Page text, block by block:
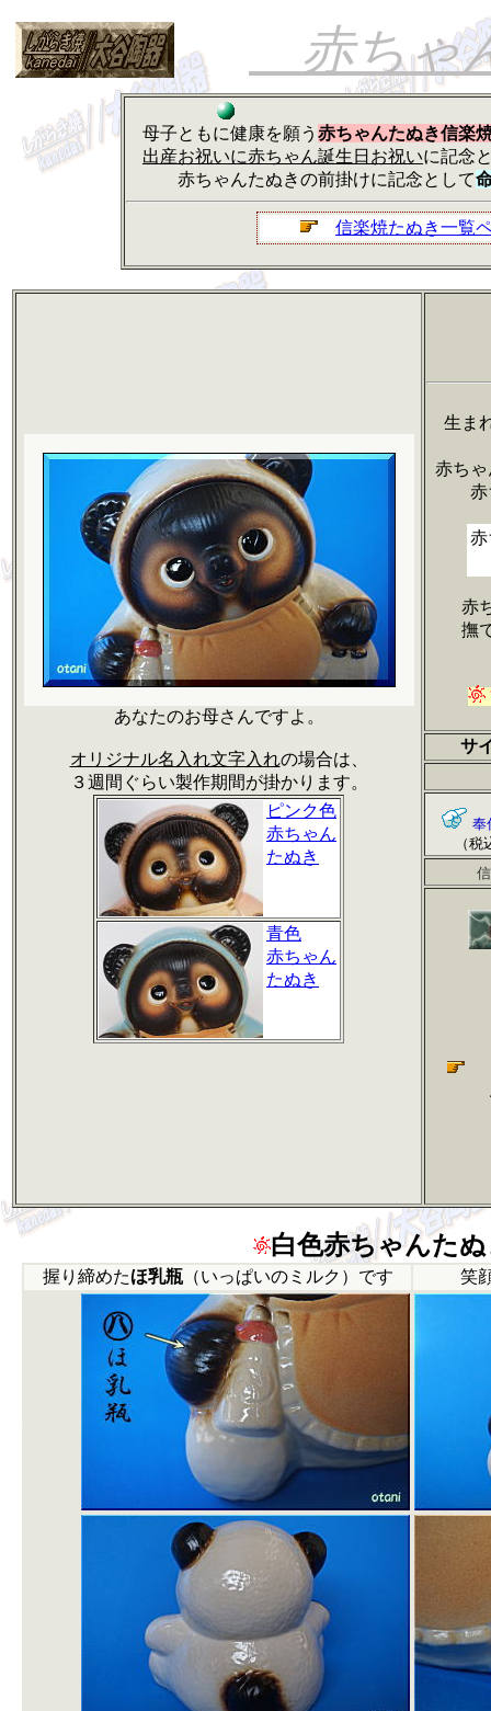
赤ちゃ
母子ともに健康を願う 赤ちゃんたぬき信楽
出産お祝いに赤ちゃん誕生日お祝いに記念
赤ちゃんたぬきの前掛けに記念として
信楽焼たぬき一覧
あなたのお母さんですよ。
オリジナル名入れ文字入れの場合は、
３週間ぐらい製作期間が掛かります。
ピンク色
赤ちゃん
たぬき
青色
赤ちゃん
たぬき
生ま
赤ち
赤
赤
赤
撫
サ
奉
（税込/
白色赤ちゃんた
握り締めたほ乳瓶（いっぱいのミルク）です 笑